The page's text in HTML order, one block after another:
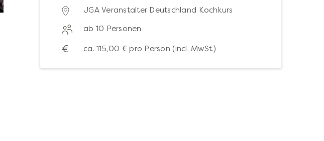
JGA Veranstalter Deutschland Kochkurs
ab 10 Personen
€ ca.115,00 € pro Person (incl. MwSt.)